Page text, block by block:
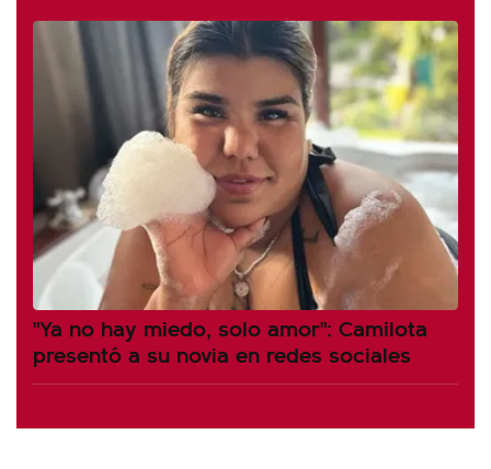
"Ya no hay miedo, solo amor": Camilota
presentó a su novia en redes sociales